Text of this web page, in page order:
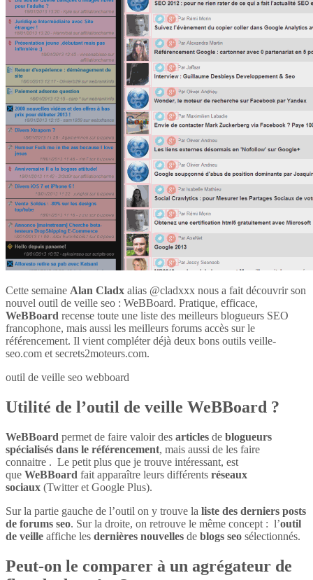
Cette semaine Alan Cladx alias @cladxxx nous a fait découvrir son
nouvel outil de veille seo : WeBBoard. Pratique, efficace,
WeBBoard recense toute une liste des meilleurs blogueurs SEO
francophone, mais aussi les meilleurs forums accès sur le
référencement. Il vient compléter déjà deux bons outils veille-
seo.com et secrets2moteurs.com.
outil de veille seo webboard
Utilité de l’outil de veille WeBBoard ?
WeBBoard permet de faire valoir des articles de blogueurs
spécialisés dans le référencement, mais aussi de les faire
connaitre . Le petit plus que je trouve intéressant, est
que WeBBoard fait apparaître leurs différents réseaux
sociaux (Twitter et Google Plus).
Sur la partie gauche de l’outil on y trouve la liste des derniers posts
de forums seo. Sur la droite, on retrouve le même concept : l’outil
de veille affiche les dernières nouvelles de blogs seo sélectionnés.
Peut-on le comparer à un agrégateur de